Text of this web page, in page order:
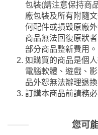
包裝(請注意保持商
廠包裝及所有附隨
何配件或損毀原廠
商品無法回復原狀
部分商品整新費用。
如購買的商品是個
電腦軟體、遊戲、
品外恕無法辦理退換
訂購本商品前請務
您可